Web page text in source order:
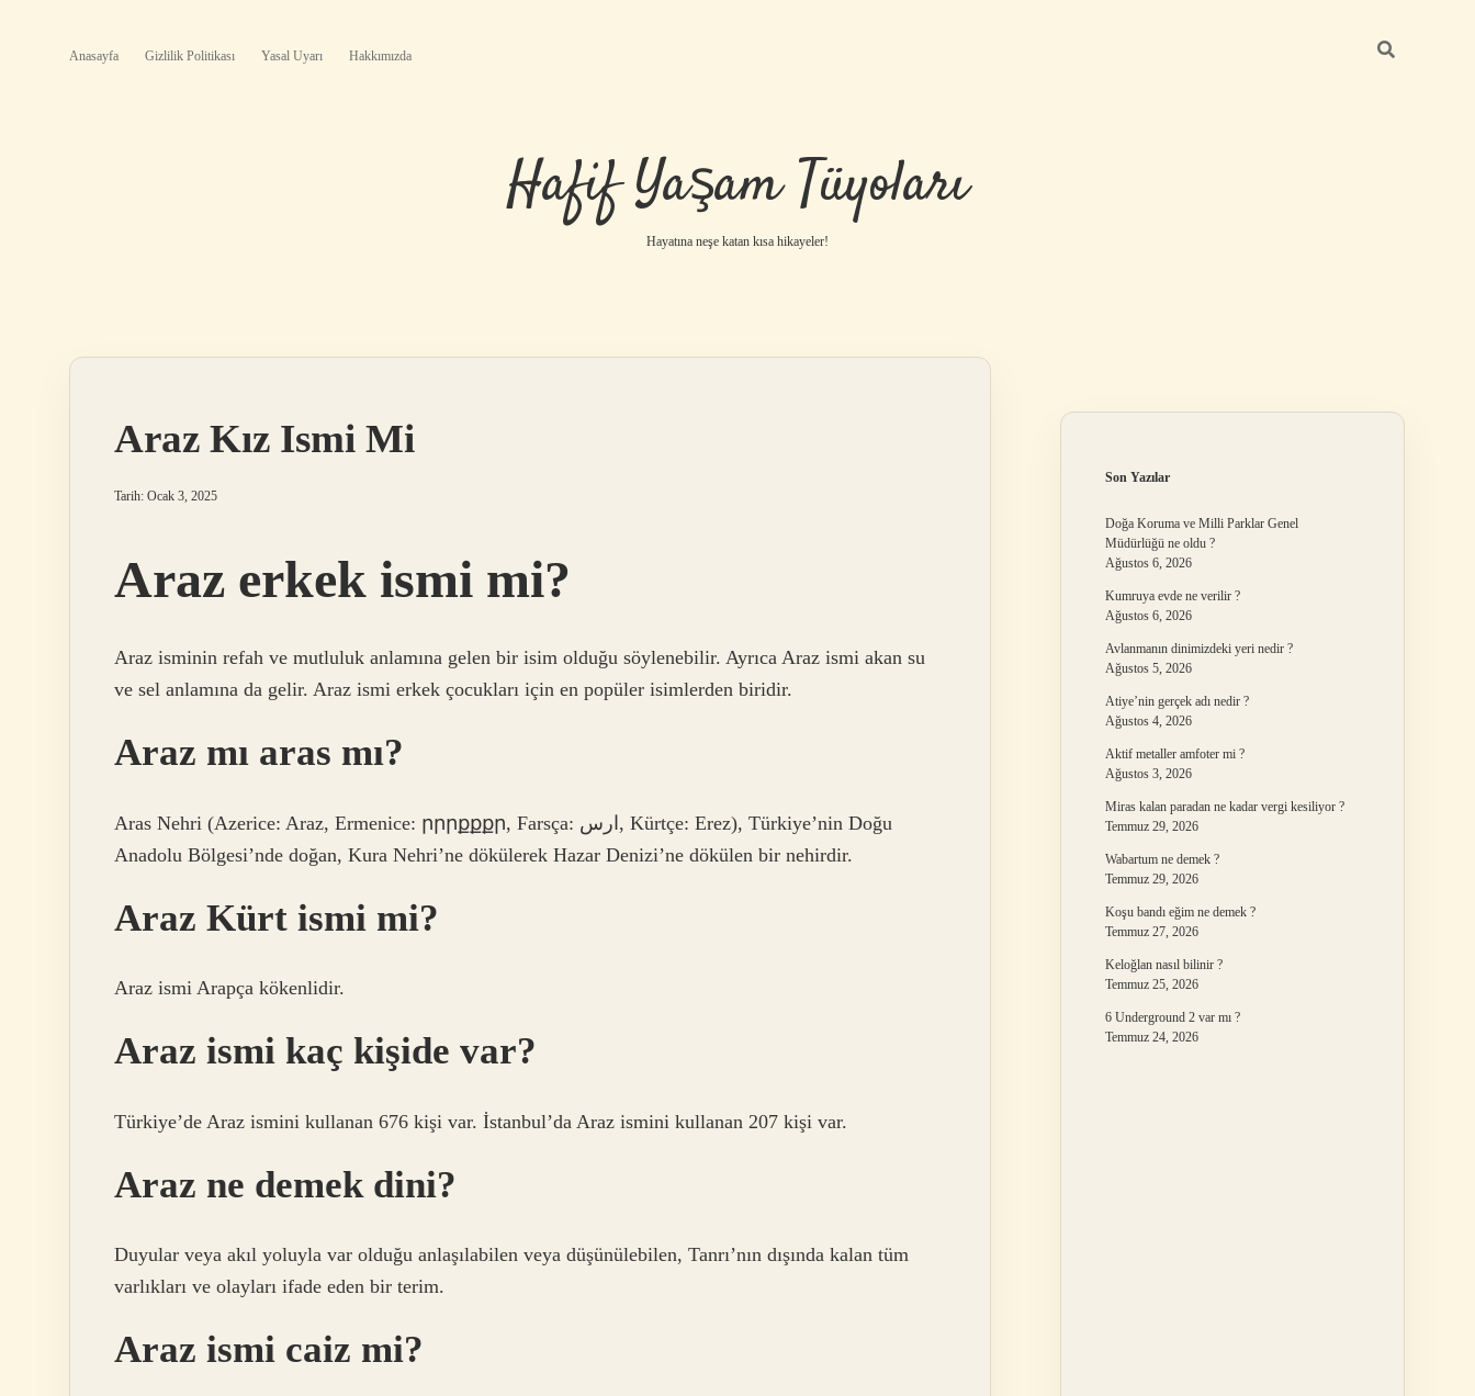
Anasayfa Gizlilik Politikası Yasal Uyarı Hakkımızda
Hafif Yaşam Tüyoları
Hayatına neşe katan kısa hikayeler!
Araz Kız Ismi Mi
Tarih: Ocak 3, 2025
Araz erkek ismi mi?
Araz isminin refah ve mutluluk anlamına gelen bir isim olduğu söylenebilir. Ayrıca Araz ismi akan su
ve sel anlamına da gelir. Araz ismi erkek çocukları için en popüler isimlerden biridir.
Araz mı aras mı?
Aras Nehri (Azerice: Araz, Ermenice: րրրքքքր, Farsça: ارس, Kürtçe: Erez), Türkiye’nin Doğu
Anadolu Bölgesi’nde doğan, Kura Nehri’ne dökülerek Hazar Denizi’ne dökülen bir nehirdir.
Araz Kürt ismi mi?
Araz ismi Arapça kökenlidir.
Araz ismi kaç kişide var?
Türkiye’de Araz ismini kullanan 676 kişi var. İstanbul’da Araz ismini kullanan 207 kişi var.
Araz ne demek dini?
Duyular veya akıl yoluyla var olduğu anlaşılabilen veya düşünülebilen, Tanrı’nın dışında kalan tüm
varlıkları ve olayları ifade eden bir terim.
Araz ismi caiz mi?
Son Yazılar
Doğa Koruma ve Milli Parklar Genel
Müdürlüğü ne oldu ?
Ağustos 6, 2026
Kumruya evde ne verilir ?
Ağustos 6, 2026
Avlanmanın dinimizdeki yeri nedir ?
Ağustos 5, 2026
Atiye’nin gerçek adı nedir ?
Ağustos 4, 2026
Aktif metaller amfoter mi ?
Ağustos 3, 2026
Miras kalan paradan ne kadar vergi kesiliyor ?
Temmuz 29, 2026
Wabartum ne demek ?
Temmuz 29, 2026
Koşu bandı eğim ne demek ?
Temmuz 27, 2026
Keloğlan nasıl bilinir ?
Temmuz 25, 2026
6 Underground 2 var mı ?
Temmuz 24, 2026